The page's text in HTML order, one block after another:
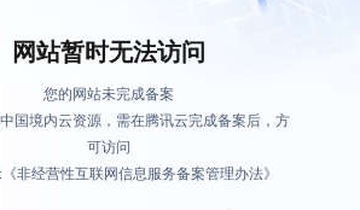
网站暂时无法访问
您的网站未完成备案
国境内云资源，需在腾讯云完成备案后，方
可访问
非经营性互联网信息服务备案管理办法》